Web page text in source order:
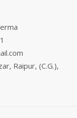
Raipur, (C.G.),